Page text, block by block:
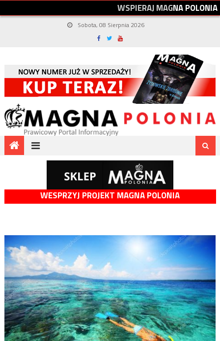
WSPIERAJMAGNAPOLONIA
Sobota, 08 Sierpnia 2026
WESPRZYJ PROJEKT MAGNA POLONIA